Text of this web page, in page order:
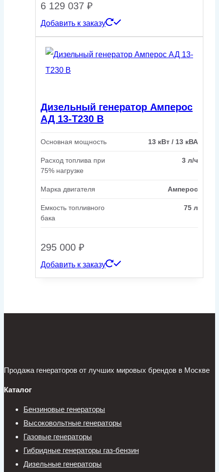
6 129 037 ₽
Добавить к заказу
Дизельный генератор Амперос
АД 13-Т230 B
Основная мощность 13 кВт / 13 кВА
Расход топлива при
75% нагрузке
3 л/ч
Марка двигателя Амперос
Емкость топливного
бака
75 л
295 000 ₽
Добавить к заказу
Продажа генераторов от лучших мировых брендов в Москве
Каталог
Бензиновые генераторы
Высоковольтные генераторы
Газовые генераторы
Гибридные генераторы газ-бензин
Дизельные генераторы